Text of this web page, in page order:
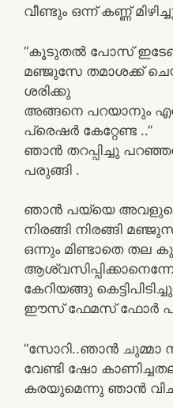
വീണ്ടും ഒന്ന് കണ്ണ്
“കൂടുതൽ പോസ്
മഞ്ജുസേ തമാശക്ക്
ശരിക്കു
അങ്ങനെ പറയാനും
പ്രെഷർ കേറ്റേണ്ട ..”
ഞാൻ തറപ്പിച്ചു
പരുങ്ങി .
ഞാൻ പയ്യെ അവളുടെ
നിരങ്ങി നിരങ്ങി
ഒന്നും മിണ്ടാതെ തല
കേറിയങ്ങു
ഈസ് ഫേമസ് ഫോർ
“സോറി..ഞാൻ ചുമ്മാ
വേണ്ടി ഷോ
കരയുമെന്നു ഞാൻ